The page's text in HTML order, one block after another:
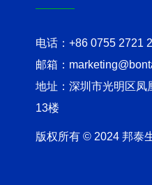
电话： +86 0755 2721
邮箱：
地址： 深圳市光明区凤
13楼
版权所有 © 2024 邦泰